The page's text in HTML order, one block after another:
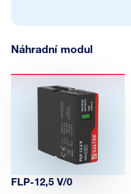
Náhradní modul
FLP-12,5 V/0